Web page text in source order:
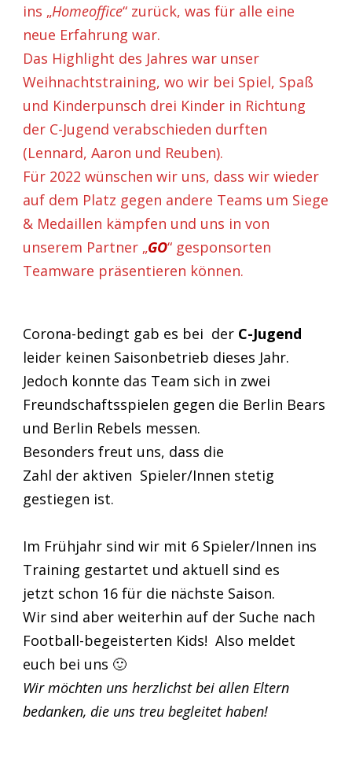
ins „Homeoffice“ zurück, was für alle eine
neue Erfahrung war.
Das Highlight des Jahres war unser
Weihnachtstraining, wo wir bei Spiel, Spaß
und Kinderpunsch drei Kinder in Richtung
der C-Jugend verabschieden durften
(Lennard, Aaron und Reuben).
Für 2022 wünschen wir uns, dass wir wieder
auf dem Platz gegen andere Teams um Siege
& Medaillen kämpfen und uns in von
unserem Partner „GO“ gesponsorten
Teamware präsentieren können.
Corona-bedingt gab es bei der C-Jugend
leider keinen Saisonbetrieb dieses Jahr.
Jedoch konnte das Team sich in zwei
Freundschaftsspielen gegen die Berlin Bears
und Berlin Rebels messen.
Besonders freut uns, dass die
Zahl der aktiven Spieler/Innen stetig
gestiegen ist.
Im Frühjahr sind wir mit 6 Spieler/Innen ins
Training gestartet und aktuell sind es
jetzt schon 16 für die nächste Saison.
Wir sind aber weiterhin auf der Suche nach
Football-begeisterten Kids! Also meldet
euch bei uns 🙂
Wir möchten uns herzlichst bei allen Eltern
bedanken, die uns treu begleitet haben!